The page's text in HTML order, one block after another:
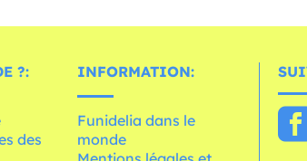
?:
des
INFORMATION:
Funidelia dans le
monde